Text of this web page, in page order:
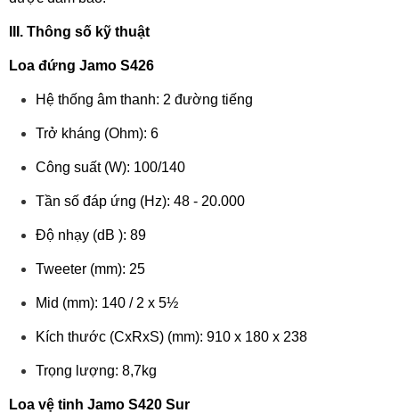
III. Thông số kỹ thuật
Loa đứng Jamo S426
Hệ thống âm thanh: 2 đường tiếng
Trở kháng (Ohm): 6
Công suất (W): 100/140
Tần số đáp ứng (Hz): 48 - 20.000
Độ nhạy (dB ): 89
Tweeter (mm): 25
Mid (mm): 140 / 2 x 5½
Kích thước (CxRxS) (mm): 910 x 180 x 238
Trọng lượng: 8,7kg
Loa vệ tinh Jamo S420 Sur